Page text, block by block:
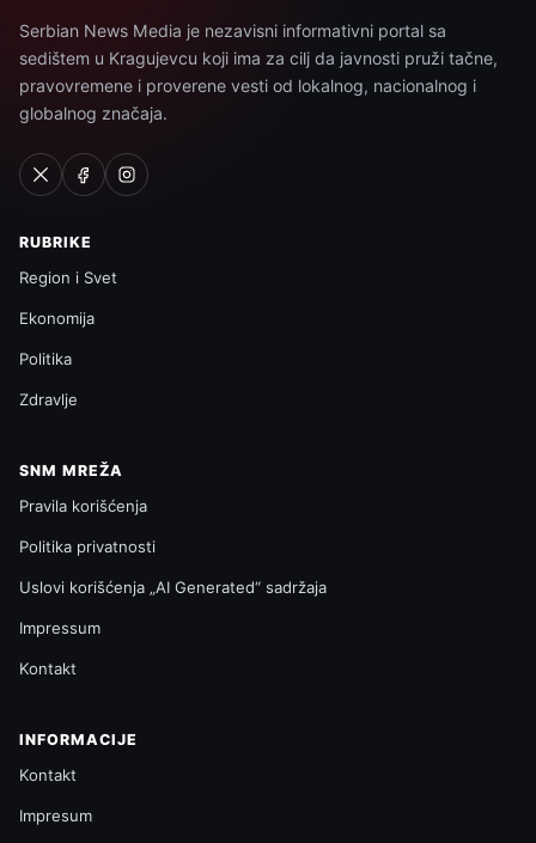
Serbian News Media je nezavisni informativni portal sa
sedištem u Kragujevcu koji ima za cilj da javnosti pruži tačne,
pravovremene i proverene vesti od lokalnog, nacionalnog i
globalnog značaja.
RUBRIKE
Region i Svet
Ekonomija
Politika
Zdravlje
SNM MREŽA
Pravila korišćenja
Politika privatnosti
Uslovi korišćenja „AI Generated“ sadržaja
Impressum
Kontakt
INFORMACIJE
Kontakt
Impresum